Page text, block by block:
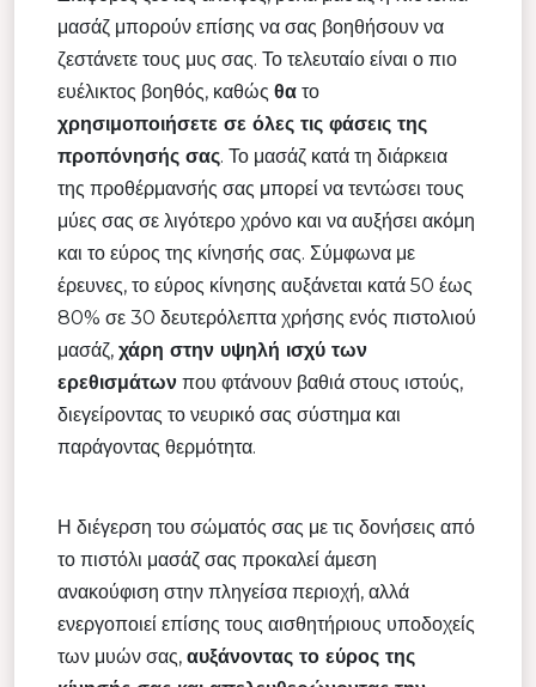
μασάζ μπορούν επίσης να σας βοηθήσουν να
ζεστάνετε τους μυς σας. Το τελευταίο είναι ο πιο
ευέλικτος βοηθός, καθώς θα το
χρησιμοποιήσετε σε όλες τις φάσεις της
προπόνησής σας. Το μασάζ κατά τη διάρκεια
της προθέρμανσής σας μπορεί να τεντώσει τους
μύες σας σε λιγότερο χρόνο και να αυξήσει ακόμη
και το εύρος της κίνησής σας. Σύμφωνα με
έρευνες, το εύρος κίνησης αυξάνεται κατά 50 έως
80% σε 30 δευτερόλεπτα χρήσης ενός πιστολιού
μασάζ, χάρη στην υψηλή ισχύ των
ερεθισμάτων που φτάνουν βαθιά στους ιστούς,
διεγείροντας το νευρικό σας σύστημα και
παράγοντας θερμότητα.
Η διέγερση του σώματός σας με τις δονήσεις από
το πιστόλι μασάζ σας προκαλεί άμεση
ανακούφιση στην πληγείσα περιοχή, αλλά
ενεργοποιεί επίσης τους αισθητήριους υποδοχείς
των μυών σας, αυξάνοντας το εύρος της